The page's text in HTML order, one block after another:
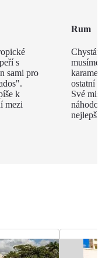
s
sami pro
k
mezi
Rum
musíme
ostatní
Své
nejlepší